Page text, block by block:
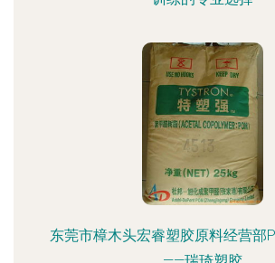
东莞市樟木头宏睿塑胶原料经营部